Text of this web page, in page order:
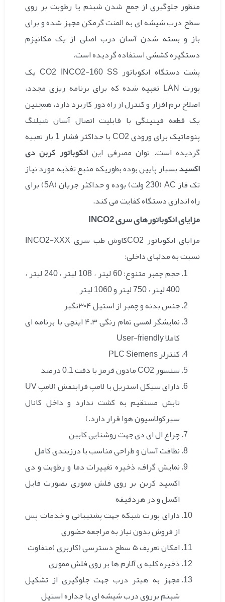
منظور جلوگیری از جمع شدن شبنم یا رطوبت بر روی
سطح درب شیشه ای به المنت گرمکن مجهز شده و برای
باز و بسته شدن آسان درب اصلی از یک مکانیزم
دستگیره کششی استفاده گردیده است.
پشت دستگاه انکوباتور CO2 INCO2-160 SS یک
پورت LAN تعبیه شده که برای برنامه ریزی مجدد،
اصلاح نرم افزار و کنترل از راه دور کاربرد دارد، همچنین
یک قطعه فیتینگی با قابلیت اتصال آسان شیلنگ
پنوماتیک برای ورودی CO2 با حداکثر فشار 1 بار تعبیه
گردیده است. توان مصرفی اینانکوباتور کربن دی
اکسیدبسیار پایین بوده بطوریکه منبع تغذیه مورد نیاز
تک فاز AC (230 ولت) بوده و حداکثر جریان (5A) برای
راه اندازی دستگاه کفایت می کند.
مزایای انکوباتورهای سری INCO2
مزایای انکوباتور CO2کاوش طب سری INCO2-XXX
نسبت به مدلهای داخلی:
حجم چمبر متنوع: 60 لیتر ، 108 لیتر ، 240 لیتر ،
400 لیتر ، 750 لیتر و 1060 لیتر
جنس بدنه و چمبر از استیل ۳۰۴نگیر
نمایشگر لمسی تمام رنگی ۴.۳ اینچی با برنامه ای
کاملا User-friendly
کنترلر PLC Siemens
سنسور CO2 مادون قرمز با دقت 0.1 درصد
دارای سیکل استریل با لامپ فرابنفش (لامپ UV
تابش مستقیم به کشت ندارد و داخل کانال
سیرکولاسیون هوا قرار دارد.)
چراغ ال ای دی جهت روشنایی کابین
نظافت آسان و طراحی مناسب با درزبندی کامل
نمایش گراف، ذخیره تغییرات دما و رطوبت و دی
اکسید کربن بر روی فلش مموری بصورت فایل
اکسل و در هردقیقه
دارای پورت شبکه جهت پشتیبانی و خدمات پس
از فروش بدون نیاز به مراجعه حضوری
امکان تعریف ۵ سطح دسترسی (کاربری )متفاوت
ذخیره کلیه ی آلارم ها بر روی فلش مموری
مجهز به هیتر درب جهت جلوگیری از تشکیل
شبنم برروی درب شیشه ای یا جداره استیل